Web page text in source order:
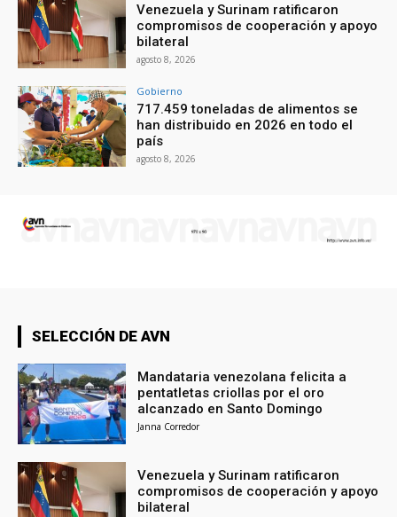
Venezuela y Surinam ratificaron
compromisos de cooperación y apoyo
bilateral
agosto 8, 2026
Gobierno
717.459 toneladas de alimentos se
han distribuido en 2026 en todo el
país
agosto 8, 2026
SELECCIÓN DE AVN
Mandataria venezolana felicita a
pentatletas criollas por el oro
alcanzado en Santo Domingo
Janna Corredor
Venezuela y Surinam ratificaron
compromisos de cooperación y apoyo
bilateral